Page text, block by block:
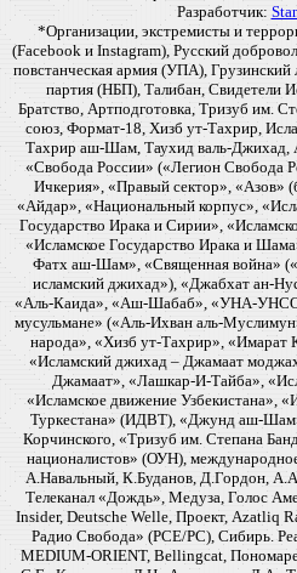
Разработчик:
*Организации, экстремисты и
(Facebook и Instagram), Русский
повстанческая армия (УПА), Грузинский
партия (НБП), Талибан, Свидетели
Братство, Артподготовка, Тризуб им.
союз, Формат-18, Хизб ут-Тахрир,
Тахрир аш-Шам, Таухид валь-Джихад,
«Свобода России» («Легион Свобода
Ичкерия», «Правый сектор», «Азов»
«Айдар», «Национальный корпус»,
Государство Ирака и Сирии»,
«Исламское Государство Ирака и
Фатх аш-Шам», «Священная война»
исламский джихад»), «Джабхат ан-
«Аль-Каида», «Аш-Шабаб», «УНА-
мусульмане» («Аль-Ихван аль-
народа», «Хизб ут-Тахрир», «Имарат
«Исламский джихад – Джамаат
Джамаат», «Лашкар-И-Тайба»,
«Исламское движение Узбекистана»,
Туркестана» (ИДВТ), «Джунд аш-
Корчинского, «Тризуб им. Степана
националистов» (ОУН),
А.Навальный, К.Буданов, Д.Гордон,
Телеканал «Дождь», Медуза, Голос
Insider, Deutsche Welle, Проект, Azatliq
Радио Свобода» (PCE/PC), Сибирь.
MEDIUM-ORIENT, Bellingcat,